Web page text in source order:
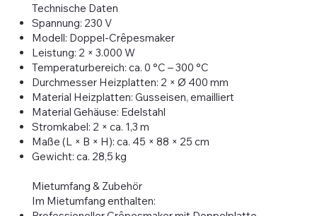
Technische Daten
Spannung: 230 V
Modell: Doppel-Crêpesmaker
Leistung: 2 × 3.000 W
Temperaturbereich: ca. 0 °C – 300 °C
Durchmesser Heizplatten: 2 × Ø 400 mm
Material Heizplatten: Gusseisen, emailliert
Material Gehäuse: Edelstahl
Stromkabel: 2 × ca. 1,3 m
Maße (L × B × H): ca. 45 × 88 × 25 cm
Gewicht: ca. 28,5 kg
Mietumfang & Zubehör
Im Mietumfang enthalten: